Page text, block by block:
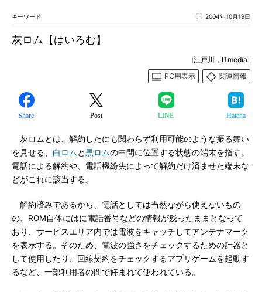
キーワード 2004年10月19日
灰ロム【はいろむ】
[江戸川，ITmedia]
PC用表示
関連情報
Share Post LINE Hatena
灰ロムとは、解約したにも関わらず利用可能のような振る舞い
を見せる、 白ロムと黒ロムの中間に位置する状態の端末を指す。
電話による解約や、電話機紛失によって解約だけ済ませた端末な
どがこれに該当する。
解約済みであるから、電話としては当然ながら使えないもの
の、ROM自体にはに電話番号などの情報が残ったままとなって
おり、サービスエリア内では電波をキャッチしてアンテナマーク
を表示する。そのため、電波の強さをチェックするための計器と
して使用したり、回線契約をチェックするアプリゲームを起動す
るなど、一部利用者の間で好まれて使われている。